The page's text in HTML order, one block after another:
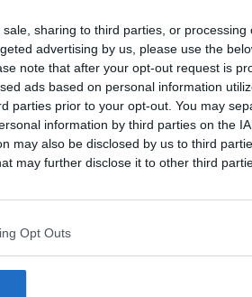
sharing to third parties, or processing
advertising by us, please use the
note that after your opt-out request is
ads based on personal information
parties prior to your opt-out. You may
information by third parties on the
may also be disclosed by us to third
may further disclose it to other third
Opt Outs